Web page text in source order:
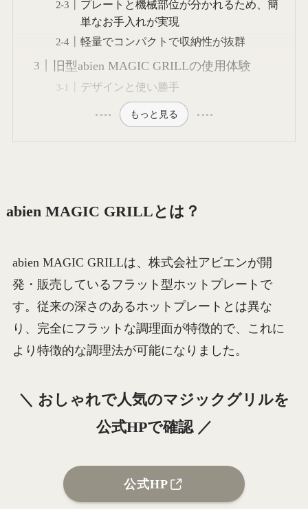
プレートと機械部位が分かれるため、簡
単なお手入れが実現
軽量でコンパクトで収納性が抜群
旧型abien MAGIC GRILLの使用体験
デザインと使い勝手
もっと見る
abien MAGIC GRILLとは？
abien MAGIC GRILLは、株式会社アビエンが開
発・販売しているフラット型ホットプレートで
す。従来の深さのあるホットプレートとは異な
り、完全にフラットな調理面が特徴的で、これに
より特徴的な調理法が可能になりました。
＼ おしゃれで人気のマジックグリルを
公式HPで確認 ／
公式HP